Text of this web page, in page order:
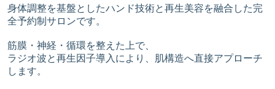
身体調整を基盤としたハンド技術と再生美容を融合した完
全予約制サロンです。
筋膜・神経・循環を整えた上で、
ラジオ波と再生因子導入により、肌構造へ直接アプローチ
します。